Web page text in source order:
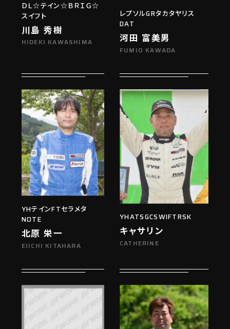
ＤＬ☆テイン☆ＢＲＩＧ☆
スイフト
川島 秀樹
HIDEKI KAWASHIMA
レプソルGRタカタヤリス
DAT
河田 富美男
FUMIO KAWADA
YHテインFTセラメタ
NOTE
北原 栄一
EIICHI KITAHARA
YHATSGCSWIFTRSK
キャサリン
CATHERINE